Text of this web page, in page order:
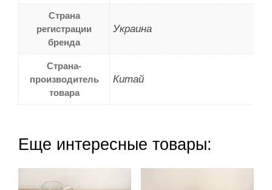
Страна
регистрации
бренда
Украина
Страна-
производитель
товара
Китай
Еще интересные товары: